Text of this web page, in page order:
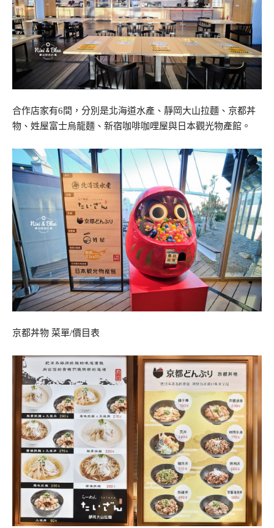
合作店家有6間，分別是北海道水產、靜岡大山拉麵、京都丼
物、姓屋富士烏龍麵、新宿咖啡咖哩屋與日本觀光物產館。
京都丼物 菜單/價目表